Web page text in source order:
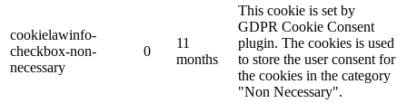
cookielawinfo-
checkbox-non-
necessary
0
11
months
This cookie is set by
GDPR Cookie Consent
plugin. The cookies is used
to store the user consent for
the cookies in the category
"Non Necessary".